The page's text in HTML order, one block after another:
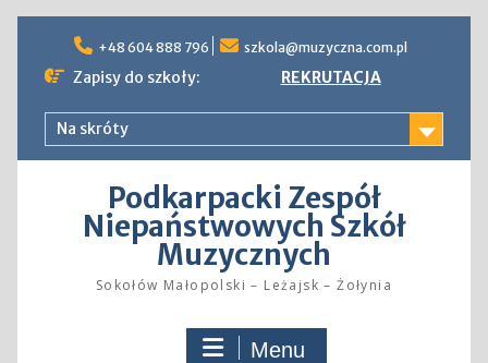
content
+48 604 888 796 szkola@muzyczna.com.pl
Zapisy do szkoły: REKRUTACJA
Na skróty
Podkarpacki Zespół
Niepaństwowych Szkół
Muzycznych
Sokołów Małopolski – Leżajsk – Żołynia
Menu